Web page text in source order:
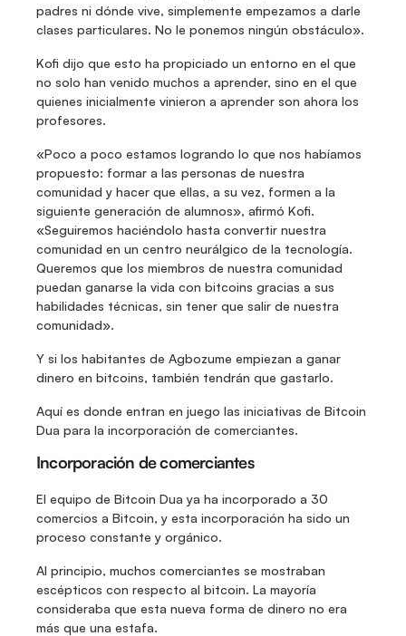
padres ni dónde vive, simplemente empezamos a darle
clases particulares. No le ponemos ningún obstáculo».
Kofi dijo que esto ha propiciado un entorno en el que
no solo han venido muchos a aprender, sino en el que
quienes inicialmente vinieron a aprender son ahora los
profesores.
«Poco a poco estamos logrando lo que nos habíamos
propuesto: formar a las personas de nuestra
comunidad y hacer que ellas, a su vez, formen a la
siguiente generación de alumnos», afirmó Kofi.
«Seguiremos haciéndolo hasta convertir nuestra
comunidad en un centro neurálgico de la tecnología.
Queremos que los miembros de nuestra comunidad
puedan ganarse la vida con bitcoins gracias a sus
habilidades técnicas, sin tener que salir de nuestra
comunidad».
Y si los habitantes de Agbozume empiezan a ganar
dinero en bitcoins, también tendrán que gastarlo.
Aquí es donde entran en juego las iniciativas de Bitcoin
Dua para la incorporación de comerciantes.
Incorporación de comerciantes
El equipo de Bitcoin Dua ya ha incorporado a 30
comercios a Bitcoin, y esta incorporación ha sido un
proceso constante y orgánico.
Al principio, muchos comerciantes se mostraban
escépticos con respecto al bitcoin. La mayoría
consideraba que esta nueva forma de dinero no era
más que una estafa.